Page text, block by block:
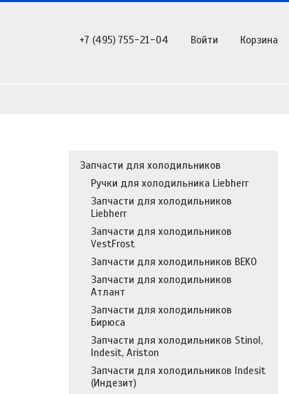
Корзина
Войти
+7 (495) 755-21-04
Запчасти для холодильников
Ручки для холодильника Liebherr
Запчасти для холодильников
Liebherr
Запчасти для холодильников
VestFrost
Запчасти для холодильников BEKO
Запчасти для холодильников
Атлант
Запчасти для холодильников
Бирюса
Запчасти для холодильников Stinol,
Indesit, Ariston
Запчасти для холодильников Indesit
(Индезит)